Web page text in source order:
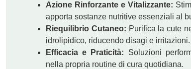
RITOCCO COLORE SPRAY CASTANO
Azione Rinforzante e Vitalizzante:
apporta sostanze nutritive essenziali al
Riequilibrio Cutaneo: Purifica la cute
idrolipidico, riducendo disagi e irritazioni.
Efficacia e Praticità: Soluzioni
nella propria routine di cura quotidiana.